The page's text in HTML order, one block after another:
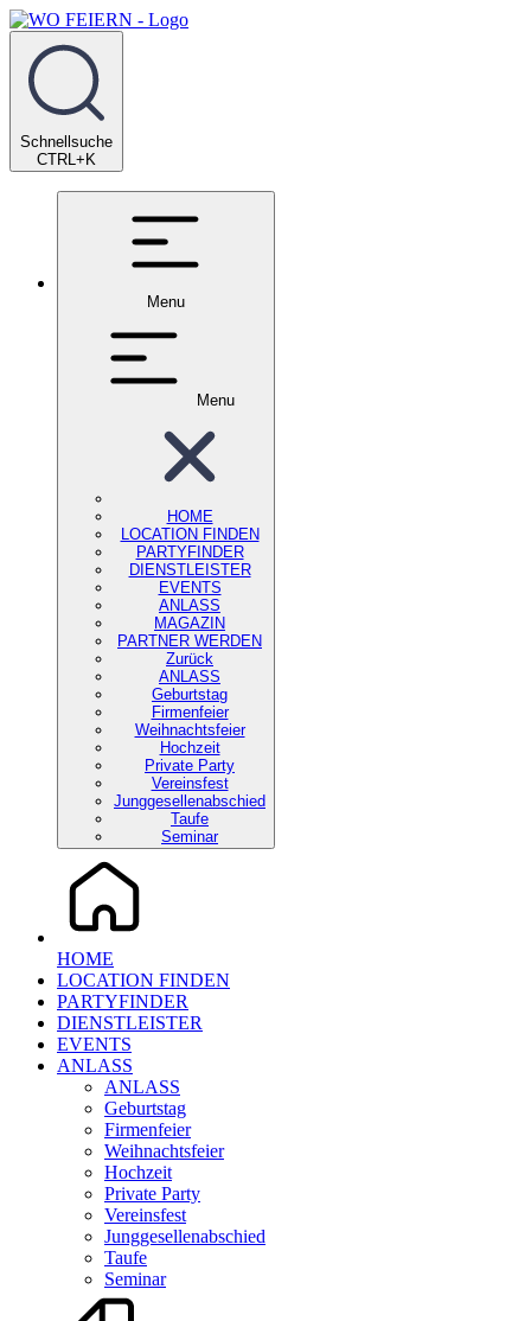
Schnellsuche
CTRL+K
Menu
Menu
HOME
LOCATION FINDEN
PARTYFINDER
DIENSTLEISTER
EVENTS
ANLASS
MAGAZIN
PARTNER WERDEN
Zurück
ANLASS
Geburtstag
Firmenfeier
Weihnachtsfeier
Hochzeit
Private Party
Vereinsfest
Junggesellenabschied
Taufe
Seminar
HOME
LOCATION FINDEN
PARTYFINDER
DIENSTLEISTER
EVENTS
ANLASS
ANLASS
Geburtstag
Firmenfeier
Weihnachtsfeier
Hochzeit
Private Party
Vereinsfest
Junggesellenabschied
Taufe
Seminar